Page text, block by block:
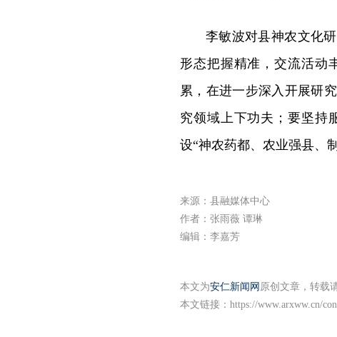
李敏波对县神农文化
形态把握精准，交流活动
累，在进一步深入开展研
究领域上下功夫；要坚持
设“神农药都、农业强县、
来源：县融媒体中心
作者：张雨薇 谭琳
编辑：李嘉芳
本文为安仁新闻网 原创文章，转载
本文链接： https://www.arxww.cn/